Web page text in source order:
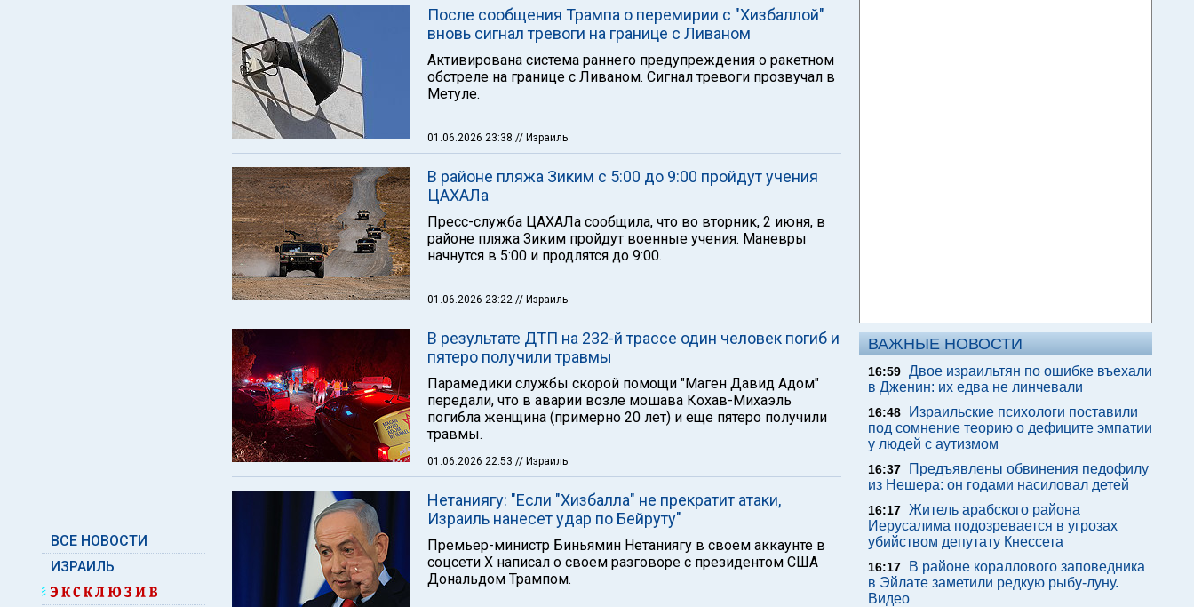
ВСЕ НОВОСТИ
ИЗРАИЛЬ
После сообщения Трампа о перемирии с "Хизбаллой"
вновь сигнал тревоги на границе с Ливаном
Активирована система раннего предупреждения о ракетном
обстреле на границе с Ливаном. Сигнал тревоги прозвучал в
Метуле.
01.06.2026 23:38 // Израиль
В районе пляжа Зиким с 5:00 до 9:00 пройдут учения
ЦАХАЛа
Пресс-служба ЦАХАЛа сообщила, что во вторник, 2 июня, в
районе пляжа Зиким пройдут военные учения. Маневры
начнутся в 5:00 и продлятся до 9:00.
01.06.2026 23:22 // Израиль
В результате ДТП на 232-й трассе один человек погиб и
пятеро получили травмы
Парамедики службы скорой помощи "Маген Давид Адом"
передали, что в аварии возле мошава Кохав-Михаэль
погибла женщина (примерно 20 лет) и еще пятеро получили
травмы.
01.06.2026 22:53 // Израиль
Нетаниягу: "Если "Хизбалла" не прекратит атаки,
Израиль нанесет удар по Бейруту"
Премьер-министр Биньямин Нетаниягу в своем аккаунте в
соцсети Х написал о своем разговоре с президентом США
Дональдом Трампом.
ВАЖНЫЕ НОВОСТИ
16:59 Двое израильтян по ошибке въехали
в Дженин: их едва не линчевали
16:48
Израильские психологи поставили
под сомнение теорию о дефиците эмпатии
у людей с аутизмом
16:37
Предъявлены обвинения педофилу
из Нешера: он годами насиловал детей
16:17 Житель арабского района
Иерусалима подозревается в угрозах
убийством депутату Кнессета
16:17
В районе кораллового заповедника
в Эйлате заметили редкую рыбу-луну.
Видео